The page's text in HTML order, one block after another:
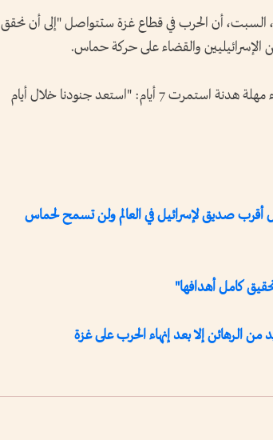
السبت، أن الحرب في قطاع غزة ستتواصل "إلى أن نحقق
الإسرائيليين والقضاء على حركة حماس.
وأفاد في أول مؤتمر صحفي يعقده منذ انقضاء مهلة هدنة استمرت 7 أيام: "استعد جنودنا خلال أيام
أقرب صديق لإسرائيل في العالم ولن تسمح لحماس
كامل أهدافها"
الرهائن إلا بعد إنهاء الحرب على غزة